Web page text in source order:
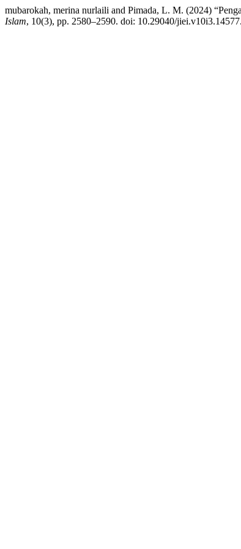
mubarokah, merina nurlaili and Pimada, L. M. (2024)
Islam, 10(3), pp. 2580–2590. doi: 10.29040/jiei.v10i3.14577.